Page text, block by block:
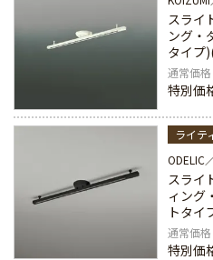
スライ
ング・
タイプ
通常価格
特別価
ライテ
ODELIC
スライ
ィング
トタイ
通常価格
特別価